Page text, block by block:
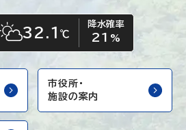
今日の天気
晴れ時々くもり
32.1℃
降水確率
21 %
市役所・
施設の案内